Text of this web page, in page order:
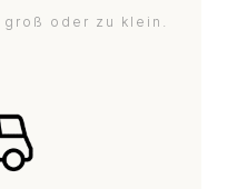
oder zu klein.